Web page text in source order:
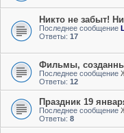
Никто не забыт!
Последнее сообщение
Ответы: 17
Фильмы,
Последнее сообщение
Ответы: 12
Праздник 19
Последнее сообщение
Ответы: 8